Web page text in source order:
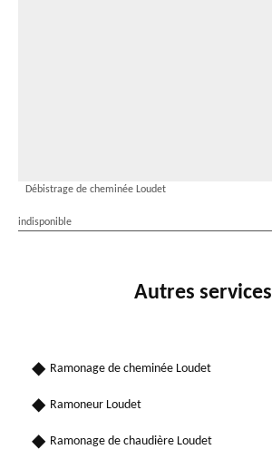
Débistrage de cheminée Loudet
indisponible
Autres services
Ramonage de cheminée Loudet
Ramoneur Loudet
Ramonage de chaudière Loudet